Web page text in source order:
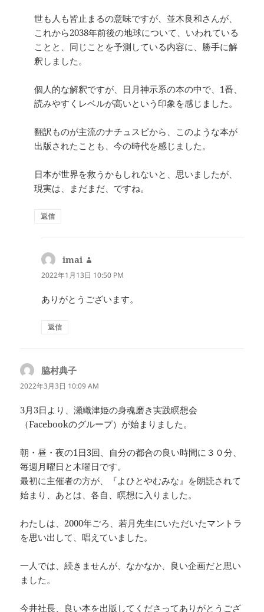
世も人も皆止まるの意味ですが、並木良和さんが、
これから2038年前後の地球について、いわれている
ことと、同じことを予測している内容に、勝手に解
釈しました。
個人的な解釈ですが、日月神示系の本の中で、1番、
読みやすくレベルが高いという印象を感じました。
翻訳ものが主流のナチュスピから、このような本が
出版されたことも、今の時代を感じました。
日本が世界を救うかもしれないと、思いましたが、
現実は、まだまだ、ですね。
返信
imai
り:
2022年1月13日 10:50 PM
ありがとうございます。
返信
脇村典子
り:
2022年3月3日 10:09 AM
3月3日より、瀬織津姫の身魂磨き実践瞑想会
（Facebookのグループ）が始まりました。
朝・昼・夜の1日3回、自分の都合の良い時間に３０分、
毎週月曜日と木曜日です。
最初に主催者の方が、『よひとやむみな』を朗読されて
始まり、あとは、各自、瞑想に入りました。
わたしは、2000年ごろ、若月先生にいただいたマントラ
を思い出して、唱えていました。
一人では、続きませんが、なかなか、良い企画だと思い
ました。
今井社長、良い本を出版してくださってありがとうござ